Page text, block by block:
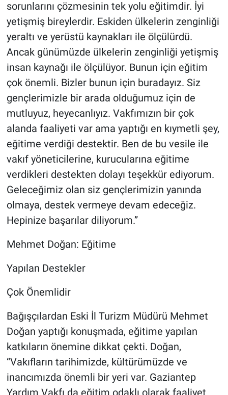
sorunlarını çözmesinin tek yolu eğitimdir. İyi
yetişmiş bireylerdir. Eskiden ülkelerin zenginliği
yeraltı ve yerüstü kaynakları ile ölçülürdü.
Ancak günümüzde ülkelerin zenginliği yetişmiş
insan kaynağı ile ölçülüyor. Bunun için eğitim
çok önemli. Bizler bunun için buradayız. Siz
gençlerimizle bir arada olduğumuz için de
mutluyuz, heyecanlıyız. Vakfımızın bir çok
alanda faaliyeti var ama yaptığı en kıymetli şey,
eğitime verdiği destektir. Ben de bu vesile ile
vakıf yöneticilerine, kurucularına eğitime
verdikleri destekten dolayı teşekkür ediyorum.
Geleceğimiz olan siz gençlerimizin yanında
olmaya, destek vermeye devam edeceğiz.
Hepinize başarılar diliyorum.”
Mehmet Doğan: Eğitime
Yapılan Destekler
Çok Önemlidir
Bağışçılardan Eski İl Turizm Müdürü Mehmet
Doğan yaptığı konuşmada, eğitime yapılan
katkıların önemine dikkat çekti. Doğan,
“Vakıfların tarihimizde, kültürümüzde ve
inancımızda önemli bir yeri var. Gaziantep